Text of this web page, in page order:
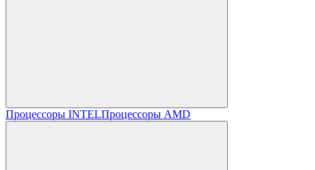
Процессоры INTELПроцессоры AMD